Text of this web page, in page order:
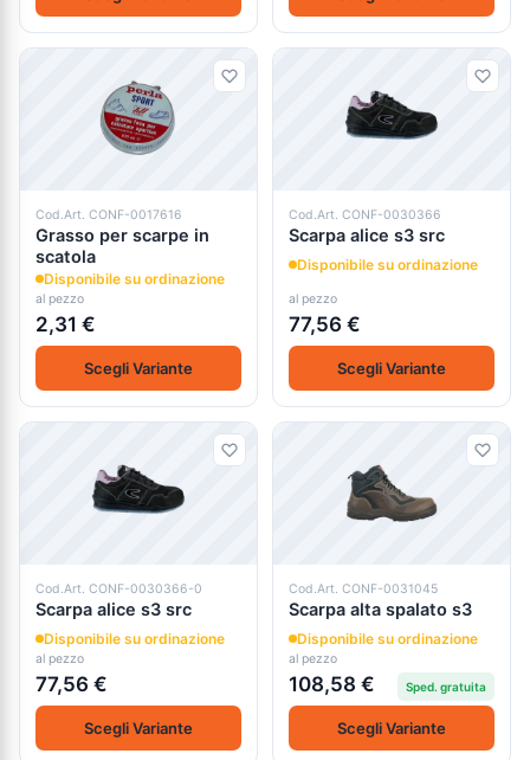
Cod.Art. CONF-0017616
Grasso per scarpe in
scatola
Disponibile su ordinazione
al pezzo
2,31 €
Scegli Variante
Cod.Art. CONF-0030366
Scarpa alice s3 src
Disponibile su ordinazione
al pezzo
77,56 €
Scegli Variante
Cod.Art. CONF-0030366-0
Scarpa alice s3 src
Disponibile su ordinazione
al pezzo
77,56 €
Scegli Variante
Cod.Art. CONF-0031045
Scarpa alta spalato s3
Disponibile su ordinazione
al pezzo
108,58 € Sped. gratuita
Scegli Variante